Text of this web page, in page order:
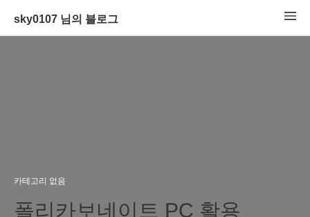
sky0107 님의 블로그
카테고리 없음
폴리카보네이트 PC 활용